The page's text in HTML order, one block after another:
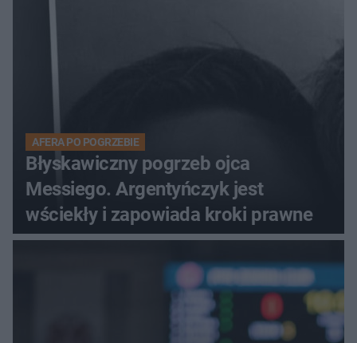
AFERA PO POGRZEBIE
Błyskawiczny pogrzeb ojca
Messiego. Argentyńczyk jest
wściekły i zapowiada kroki prawne